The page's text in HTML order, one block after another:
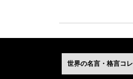
世界の名言・格言コ